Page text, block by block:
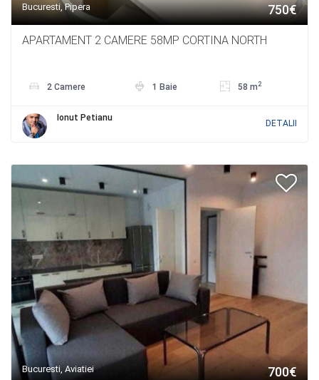
Bucuresti, Pipera 750€
APARTAMENT 2 CAMERE 58MP CORTINA NORTH
2 Camere 1 Baie 58 m 2
Ionut Petianu
DETALII
Bucuresti, Aviatiei 700€